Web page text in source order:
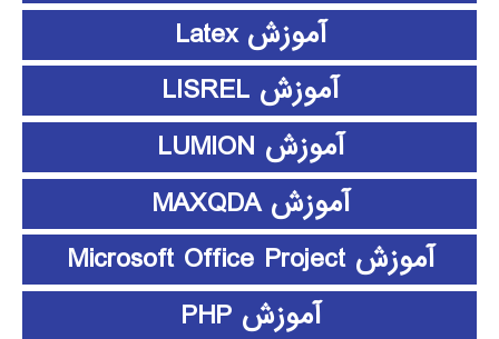
آموزش Latex
آموزش LISREL
آموزش LUMION
آموزش MAXQDA
آموزش Microsoft Office Project
آموزش PHP